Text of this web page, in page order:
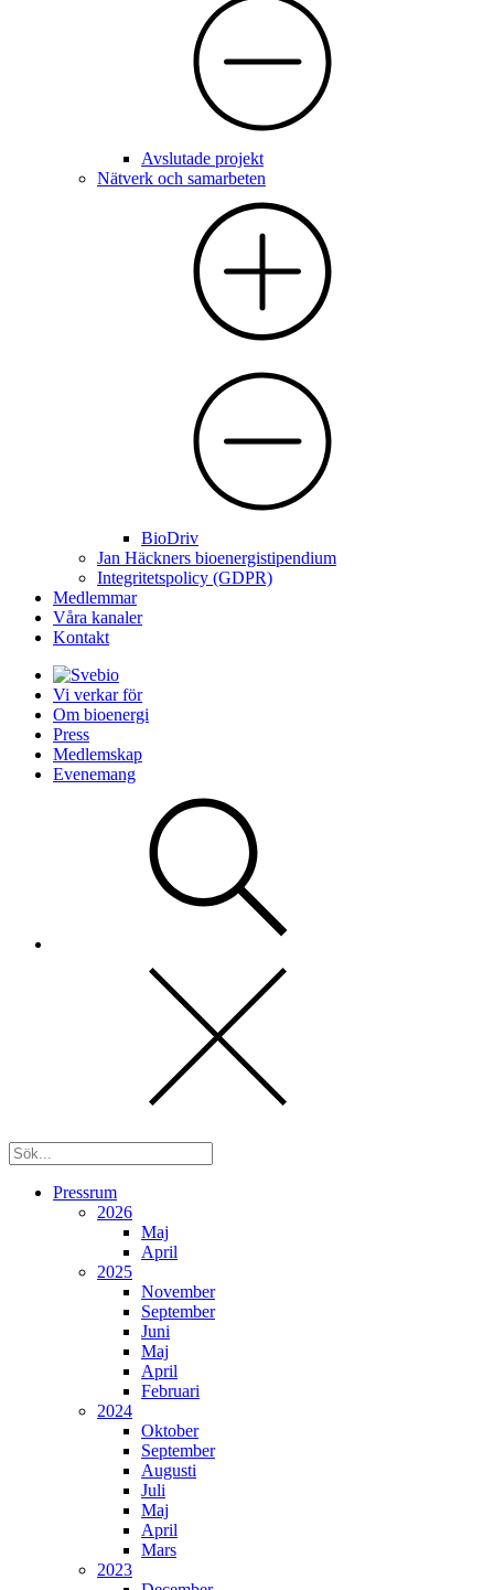
Avslutade projekt
Nätverk och samarbeten
BioDriv
Jan Häckners bioenergistipendium
Integritetspolicy (GDPR)
Medlemmar
Våra kanaler
Kontakt
Vi verkar för
Om bioenergi
Press
Medlemskap
Evenemang
Pressrum
2026
Maj
April
2025
November
September
Juni
Maj
April
Februari
2024
Oktober
September
Augusti
Juli
Maj
April
Mars
2023